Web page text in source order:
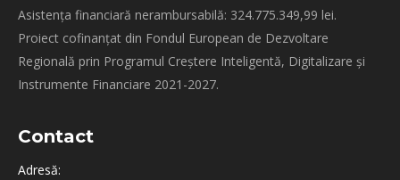
Asistența financiară nerambursabilă: 324.775.349,99 lei.
Proiect cofinanțat din Fondul European de Dezvoltare
Regională prin Programul Creștere Inteligentă, Digitalizare și
Instrumente Financiare 2021-2027.
Contact
Adresă: